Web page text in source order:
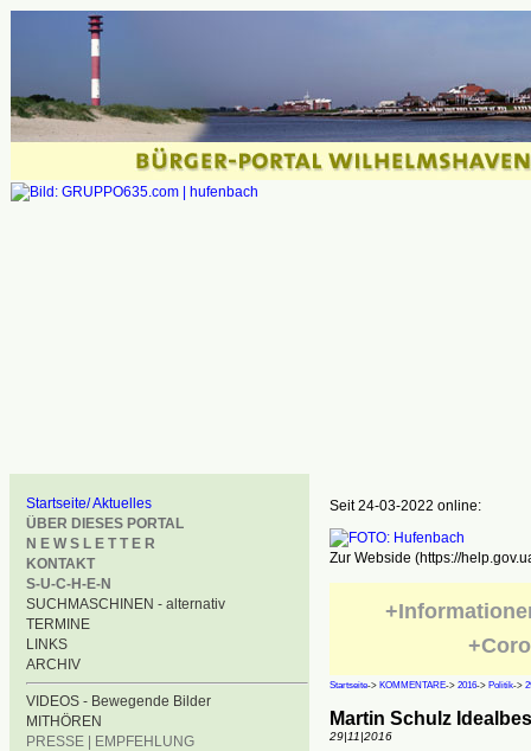
Startseite/ Aktuelles
ÜBER DIESES PORTAL
N E W S L E T T E R
KONTAKT
S-U-C-H-E-N
SUCHMASCHINEN - alternativ
TERMINE
LINKS
ARCHIV
VIDEOS - Bewegende Bilder
MITHÖREN
PRESSE | EMPFEHLUNG
Seit 24-03-2022 online:
Zur Webside (https://
Startseite-> KOMMENTARE-> 2016-> Politik->
Martin Schulz
29|11|2016